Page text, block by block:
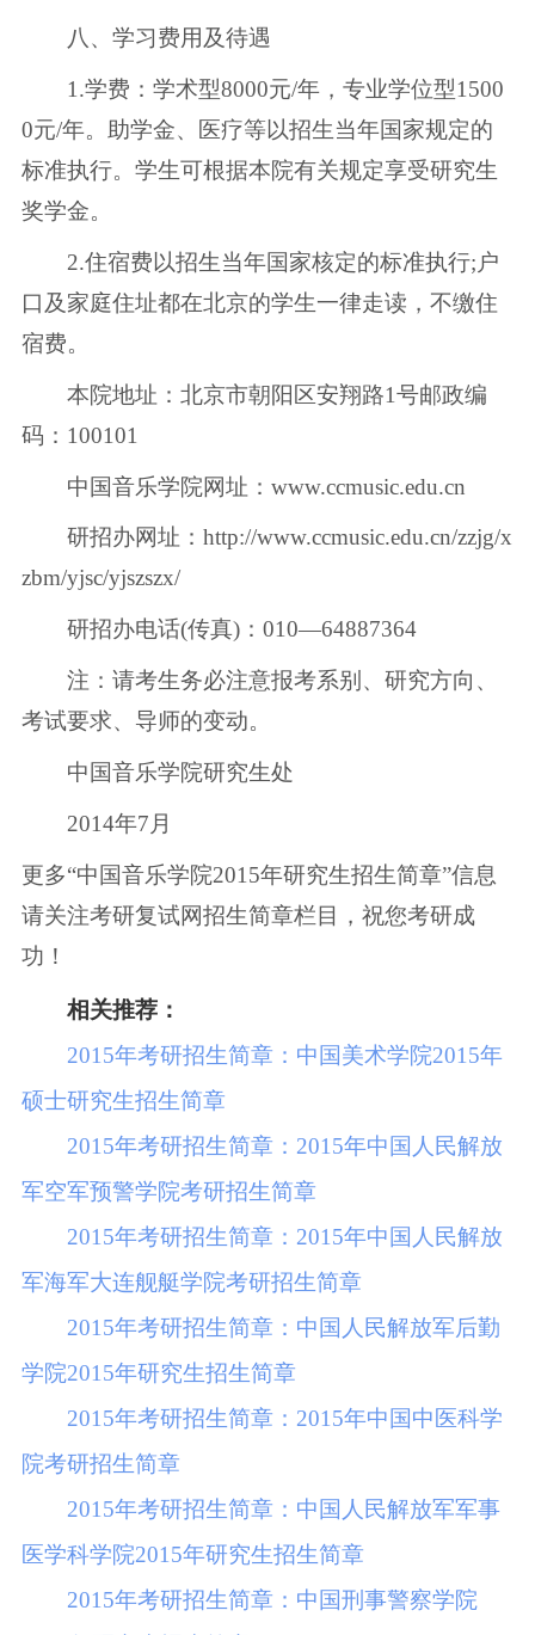
八、学习费用及待遇
1.学费：学术型8000元/年，专业学位型1500
0元/年。助学金、医疗等以招生当年国家规定的
标准执行。学生可根据本院有关规定享受研究生
奖学金。
2.住宿费以招生当年国家核定的标准执行;户
口及家庭住址都在北京的学生一律走读，不缴住
宿费。
本院地址：北京市朝阳区安翔路1号邮政编
码：100101
中国音乐学院网址：www.ccmusic.edu.cn
研招办网址：http://www.ccmusic.edu.cn/zzjg/x
zbm/yjsc/yjszszx/
研招办电话(传真)：010—64887364
注：请考生务必注意报考系别、研究方向、
考试要求、导师的变动。
中国音乐学院研究生处
2014年7月
更多“中国音乐学院2015年研究生招生简章”信息
请关注考研复试网招生简章栏目，祝您考研成
功！
相关推荐：
2015年考研招生简章：中国美术学院2015年
硕士研究生招生简章
2015年考研招生简章：2015年中国人民解放
军空军预警学院考研招生简章
2015年考研招生简章：2015年中国人民解放
军海军大连舰艇学院考研招生简章
2015年考研招生简章：中国人民解放军后勤
学院2015年研究生招生简章
2015年考研招生简章：2015年中国中医科学
院考研招生简章
2015年考研招生简章：中国人民解放军军事
医学科学院2015年研究生招生简章
2015年考研招生简章：中国刑事警察学院